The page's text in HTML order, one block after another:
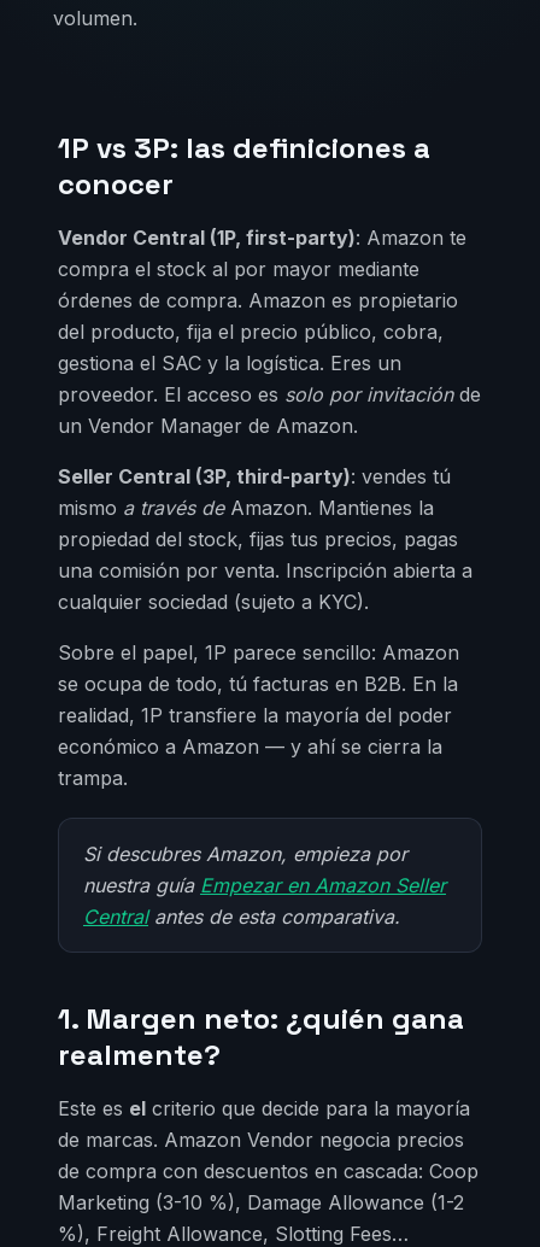
volumen.
1P vs 3P: las definiciones a
conocer
Vendor Central (1P, first-party): Amazon te
compra el stock al por mayor mediante
órdenes de compra. Amazon es propietario
del producto, fija el precio público, cobra,
gestiona el SAC y la logística. Eres un
proveedor. El acceso es solo por invitaciónde
un Vendor Manager de Amazon.
Seller Central (3P, third-party): vendes tú
mismo a través deAmazon. Mantienes la
propiedad del stock, fijas tus precios, pagas
una comisión por venta. Inscripción abierta a
cualquier sociedad (sujeto a KYC).
Sobre el papel, 1P parece sencillo: Amazon
se ocupa de todo, tú facturas en B2B. En la
realidad, 1P transfiere la mayoría del poder
económico a Amazon — y ahí se cierra la
trampa.
Si descubres Amazon, empieza por
nuestra guía Empezar en Amazon Seller
Centralantes de esta comparativa.
1. Margen neto: ¿quién gana
realmente?
Este es el criterio que decide para la mayoría
de marcas. Amazon Vendor negocia precios
de compra con descuentos en cascada: Coop
Marketing (3-10 %), Damage Allowance (1-2
%), Freight Allowance, Slotting Fees…